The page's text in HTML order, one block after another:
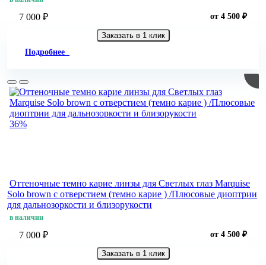
7 000 ₽ от 4 500 ₽
Заказать в 1 клик
Подробнее
36%
Оттеночные темно карие линзы для Светлых глаз Marquise
Solo brown с отверстием (темно карие ) /Плюсовые диоптрии
для дальнозоркости и близорукости
в наличии
7 000 ₽ от 4 500 ₽
Заказать в 1 клик